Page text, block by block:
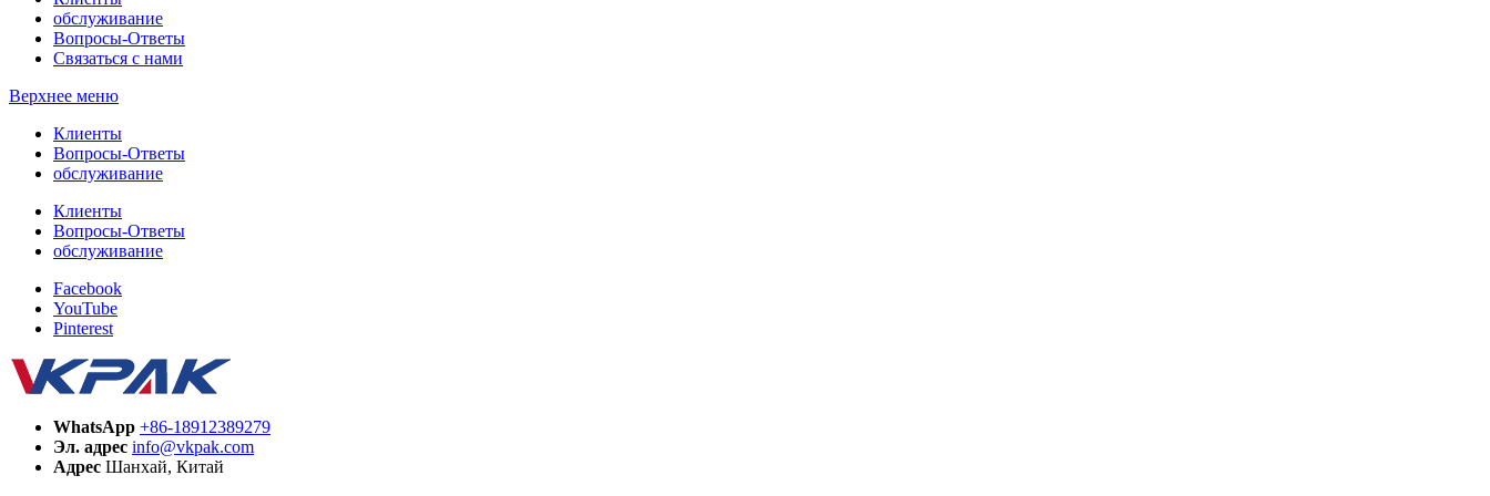
обслуживание
Вопросы-Ответы
Связаться с нами
Верхнее меню
Клиенты
Вопросы-Ответы
обслуживание
Клиенты
Вопросы-Ответы
обслуживание
Facebook
YouTube
Pinterest
WhatsApp +86-18912389279
Эл. адрес info@vkpak.com
Адрес Шанхай, Китай